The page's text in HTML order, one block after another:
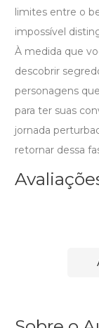
limites entre o
impossível
À medida que
descobrir
personagens
para ter suas
jornada
retornar dessa